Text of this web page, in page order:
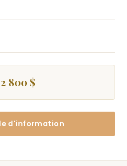
2 800 $
d'information